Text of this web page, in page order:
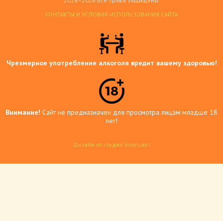
КОНТАКТЫ И УСЛОВИЯ ИСПОЛЬЗОВАНИЯ САЙТА
Чрезмерное употребление алкоголя вредит вашему здоровью!
Внимание! Сайт не предназначен для просмотра лицам младше 18
лет!
Дизайн от студии Блогоарт